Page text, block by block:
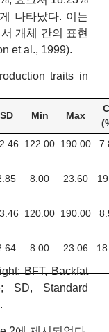
나타났다. 이는
개체 간의 표현
et al., 1999).
traits in
SD Min Max
122.00 190.00
8.00 23.60
120.00 190.00
8.00 23.06
BFT, Backfat
SD, Standard